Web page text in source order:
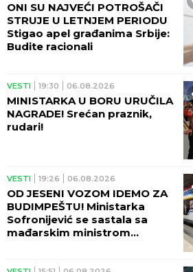
ONI SU NAJVEĆI POTROŠAČI
STRUJE U LETNJEM PERIODU
Stigao apel građanima Srbije:
Budite racionali
VESTI 19:30 06.08.2026
MINISTARKA U BORU URUČILA
NAGRADE! Srećan praznik,
rudari!
VESTI 19:26 06.08.2026
OD JESENI VOZOM IDEMO ZA
BUDIMPEŠTU! Ministarka
Sofronijević se sastala sa
mađarskim ministrom